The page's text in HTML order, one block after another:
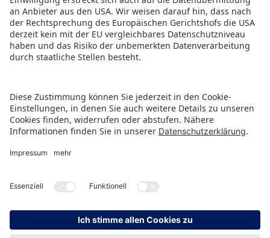
PRESSEMITTEILUNG ALS PDF HERUNTERLADEN
HINWEISGEBERSCHUTZ IMPRESSUM
DATENSCHUTZ